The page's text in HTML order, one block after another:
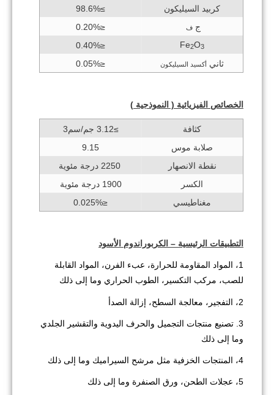
كربيد السيليكون
≥98.6%
جف
≤0.20%
Fe2O3
≤0.40%
ثاني أكسيد السيليكون ≤0.05%
الخصائص الفيزيائية ( النموذجية )
كثافة
≥3.12 جم/سم3
صلابة موس
9.15
نقطة الانصهار
2250 درجة مئوية
الكسر
1900 درجة مئوية
مغناطيسي
≤0.025%
التطبيقات الرئيسية – الكربوراندوم الأسود
1، المواد المقاومة للحرارة، عبء الفرن، المواد القابلة
للصب، مركب التكسير، الطوب الحراري وما إلى ذلك
2، التفجير، معالجة السطح، إزالة الصدأ
3. تصنيع منتجات التجميل والحرف اليدوية والتقشير الجلدي
وما إلى ذلك
4، المنتجات الخزفية مثل مرشح السيراميك وما إلى ذلك
5، عجلات الطحن، ورق الصنفرة وما إلى ذلك